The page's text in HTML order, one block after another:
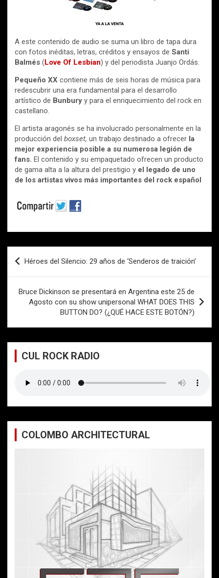
A este contenido de audio se suma un libro de tapa dura
con fotos inéditas, letras, créditos y ensayos de Santi
Balmés (Love Of Lesbian) y del periodista Juanjo Ordás.
Pequeño XX contiene más de seis horas de música para
redescubrir una era fundamental para el desarrollo
artístico de Bunbury y para el enriquecimiento del rock en
castellano.
El artista aragonés se ha involucrado personalmente en la
producción del boxset, un trabajo destinado a ofrecer la
mejor experiencia posible a su numerosa legión de
fans. El contenido y su empaquetado ofrecen un producto
de gama alta a la altura del prestigio y el legado de uno
de los artistas vivos más importantes del rock español
Navegación
de
entradas
Héroes del Silencio: 29 años de ‘Senderos de traición’
Bruce Dickinson se presentará en Argentina este 25 de
Agosto con su show unipersonal WHAT DOES THIS
BUTTON DO? (¿QUÉ HACE ESTE BOTÓN?)
CUL ROCK RADIO
COLOMBO ARCHITECTURAL